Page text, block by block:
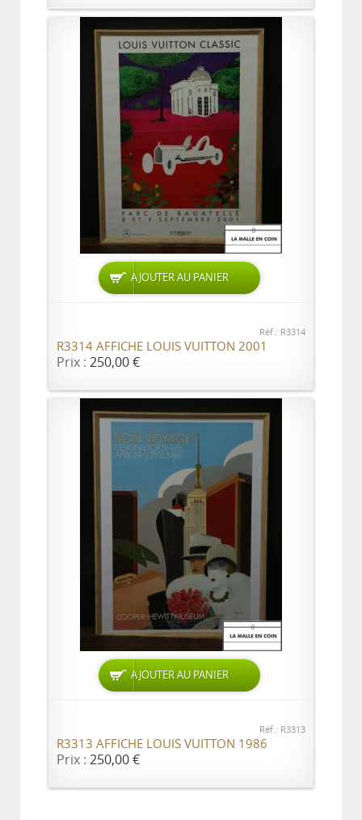
AJOUTER AU PANIER
Réf.: R3314
R3314 AFFICHE LOUIS VUITTON 2001
Prix : 250,00 €
AJOUTER AU PANIER
Réf.: R3313
R3313 AFFICHE LOUIS VUITTON 1986
Prix : 250,00 €